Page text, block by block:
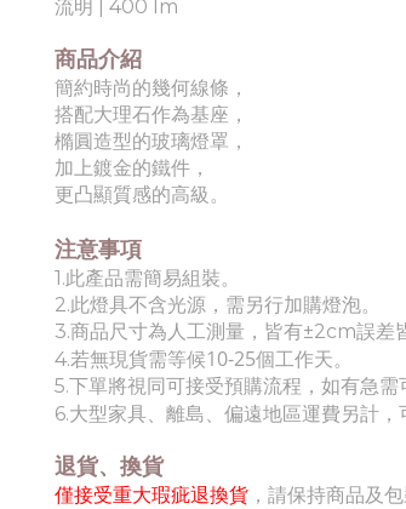
流明 | 400 lm
商品介紹
簡約時尚的幾何線條，
搭配大理石作為基座，
橢圓造型的玻璃燈罩，
加上鍍金的鐵件，
更凸顯質感的高級。
注意事項
1.此產品需簡易組裝。
2.此燈具不含光源，需另行加購燈泡。
3.商品尺寸為人工測量，皆有±2cm誤差
4.若無現貨需等候10-25個工作天。
5.下單將視同可接受預購流程，如有急需
6.大型家具、離島、偏遠地區運費另計，
退貨、換貨
僅接受重大瑕疵退換貨 ，請保持商品及